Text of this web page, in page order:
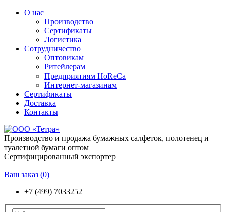
О нас
Производство
Сертификаты
Логистика
Сотрудничество
Оптовикам
Ритейлерам
Предприятиям HoReCa
Интернет-магазинам
Сертификаты
Доставка
Контакты
Производство и продажа бумажных салфеток, полотенец и
туалетной бумаги оптом
Сертифицированный экспортер
Ваш заказ (0)
+7 (499) 7033252